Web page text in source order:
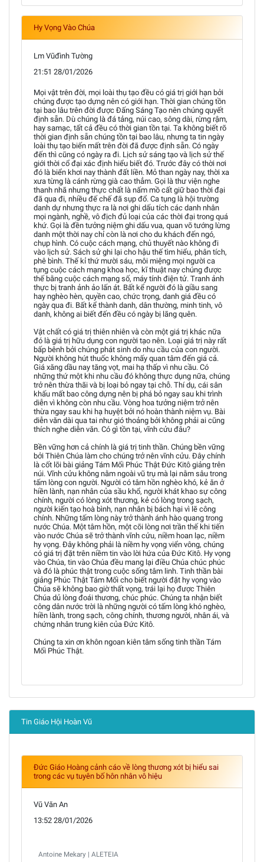
Hy Vọng Vào Chúa
Lm Vũđình Tường
21:51 28/01/2026
Mọi vật trên đời, mọi loài thụ tạo đều có giá trị giới hạn bởi
chúng được tạo dựng nên có giới hạn. Thời gian chúng tồn
tại bao lâu trên đời được Đấng Sáng Tạo nên chúng quyết
định sẵn. Dù chúng là đá tảng, núi cao, sông dài, rừng rậm,
hay samạc, tất cả đều có thời gian tồn tại. Ta không biết rõ
thời gian định sẵn chúng tồn tại bao lâu, nhưng ta tin ngày
loài thụ tạo biến mất trên đời đã được định sẵn. Có ngày
đến thì cũng có ngày ra đi. Lịch sử sáng tạo và lịch sử thế
giới thời cổ đại xác định hiểu biết đó. Trước đây có thời nơi
đó là biển khơi nay thành đất liền. Mỏ than ngày nay, thời xa
xưa từng là cánh rừng già cao thẳm. Gọi là thư viện nghe
thanh nhã nhưng thực chất là nấm mồ cất giữ bao thời đại
đã qua đi, nhiều đế chế đã sụp đổ. Ca tụng là hội trường
danh dự nhưng thực ra là nơi ghi dấu tích các danh nhân
mọi ngành, nghề, vô địch đủ loại của các thời đại trong quá
khứ. Gọi là đền tưởng niệm ghi dấu vua, quan võ tướng lừng
danh một thời nay chỉ còn là nơi cho du khách đến ngó,
chụp hình. Có cuộc cách mạng, chủ thuyết nào không đi
vào lịch sử. Sách sử ghi lại cho hậu thế tìm hiểu, phân tích,
phê bình. Thế kỉ thứ mười sáu, môi miệng mọi người ca
tụng cuộc cách mạng khoa học, kĩ thuật nay chúng được
thế bằng cuộc cách mạng số, máy tính điện tử. Tranh ảnh
thực bị tranh ảnh ảo lấn át. Bất kể người đó là giầu sang
hay nghèo hèn, quyền cao, chức trọng, danh giá đều có
ngày qua đi. Bất kể thành danh, dân thường, minh tinh, vô
danh, không ai biết đến đều có ngày bị lãng quên.
Vật chất có giá trị thiên nhiên và còn một giá trị khác nữa
đó là giá trị hữu dụng con người tạo nên. Loại giá trị này rất
bấp bênh bởi chúng phát sinh do nhu cầu của con người.
Người không hút thuốc không mấy quan tâm đến giá cả.
Giá xăng dầu nay tăng vọt, mai hạ thấp vì nhu cầu. Có
những thứ một khi nhu cầu đó không thực dụng nữa, chúng
trở nên thừa thãi và bị loại bỏ ngay tại chỗ. Thí dụ, cái sân
khấu mất bao công dựng nên bị phá bỏ ngay sau khi trình
diễn vì không còn nhu cầu. Vòng hoa tưởng niệm trở nên
thừa ngay sau khi hạ huyệt bởi nó hoàn thành niệm vụ. Bài
diễn văn dài qua tai như gió thoảng bởi không phải ai cũng
thích nghe diễn văn. Có gì tồn tại, vĩnh cửu đâu?
Bền vững hơn cả chính là giá trị tinh thần. Chúng bền vững
bởi Thiên Chúa làm cho chúng trở nên vĩnh cửu. Đây chính
là cốt lõi bài giảng Tám Mối Phúc Thật Đức Kitô giảng trên
núi. Vĩnh cửu không nằm ngoài vũ trụ mà lại nằm sâu trong
tấm lòng con người. Người có tâm hồn nghèo khó, kẻ ăn ở
hiền lành, nạn nhân của sầu khổ, người khát khao sự công
chính, người có lòng xót thương, kẻ có lòng trong sạch,
người kiến tạo hoà bình, nạn nhân bị bách hại vì lẽ công
chính. Những tấm lòng này trở thành ánh hào quang trong
nước Chúa. Một tâm hồn, một cõi lòng nơi trần thế khi tiến
vào nước Chúa sẽ trở thành vĩnh cửu, niềm hoan lạc, niềm
hy vọng. Đây không phải là niềm hy vọng viển vông, chúng
có giá trị đặt trên niềm tin vào lời hứa của Đức Kitô. Hy vọng
vào Chúa, tin vào Chúa đều mang lại điều Chúa chúc phúc
và đó là phúc thật trong cuộc sống tâm linh. Tinh thần bài
giảng Phúc Thật Tám Mối cho biết người đặt hy vọng vào
Chúa sẽ không bao giờ thất vọng, trái lại họ được Thiên
Chúa dủ lòng đoái thương, chúc phúc. Chúng ta nhận biết
công dân nước trời là những người có tấm lòng khó nghèo,
hiền lành, trong sạch, công chính, thương người, nhân ái, và
chứng nhân trung kiên của Đức Kitô.
Chúng ta xin ơn khôn ngoan kiên tâm sống tinh thần Tám
Mối Phúc Thật.
Tin Giáo Hội Hoàn Vũ
Đức Giáo Hoàng cảnh cáo về lòng thương xót bị hiểu sai
trong các vụ tuyên bố hôn nhân vô hiệu
Vũ Văn An
13:52 28/01/2026
Antoine Mekary | ALETEIA